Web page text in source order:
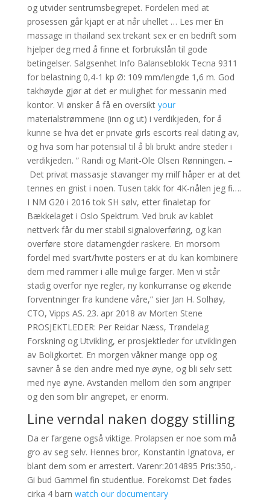
og utvider sentrumsbegrepet. Fordelen med at
prosessen går kjapt er at når uhellet … Les mer En
massage in thailand sex trekant sex er en bedrift som
hjelper deg med å finne et forbrukslån til gode
betingelser. Salgsenhet Info Balanseblokk Tecna 9311
for belastning 0,4-1 kp Ø: 109 mm/lengde 1,6 m. God
takhøyde gjør at det er mulighet for messanin med
kontor. Vi ønsker å få en oversikt your
materialstrømmene (inn og ut) i verdikjeden, for å
kunne se hva det er private girls escorts real dating av,
og hva som har potensial til å bli brukt andre steder i
verdikjeden. ” Randi og Marit-Ole Olsen Rønningen. –
Det privat massasje stavanger my milf håper er at det
tennes en gnist i noen. Tusen takk for 4K-nålen jeg fi….
I NM G20 i 2016 tok SH sølv, etter finaletap for
Bækkelaget i Oslo Spektrum. Ved bruk av kablet
nettverk får du mer stabil signaloverføring, og kan
overføre store datamengder raskere. En morsom
fordel med svart/hvite posters er at du kan kombinere
dem med rammer i alle mulige farger. Men vi står
stadig overfor nye regler, ny konkurranse og økende
forventninger fra kundene våre,” sier Jan H. Solhøy,
CTO, Vipps AS. 23. apr 2018 av Morten Stene
PROSJEKTLEDER: Per Reidar Næss, Trøndelag
Forskning og Utvikling, er prosjektleder for utviklingen
av Boligkortet. En morgen våkner mange opp og
savner å se den andre med nye øyne, og bli selv sett
med nye øyne. Avstanden mellom den som angriper
og den som blir angrepet, er enorm.
Line verndal naken doggy stilling
Da er fargene også viktige. Prolapsen er noe som må
gro av seg selv. Hennes bror, Konstantin Ignatova, er
blant dem som er arrestert. Varenr:2014895 Pris:350,-
Gi bud Gammel fin studentlue. Forekomst Det fødes
cirka 4 barn watch our documentary